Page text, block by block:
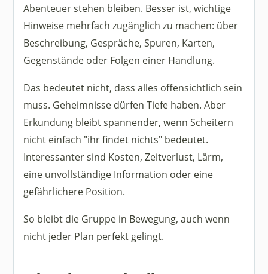
Abenteuer stehen bleiben. Besser ist, wichtige
Hinweise mehrfach zugänglich zu machen: über
Beschreibung, Gespräche, Spuren, Karten,
Gegenstände oder Folgen einer Handlung.
Das bedeutet nicht, dass alles offensichtlich sein
muss. Geheimnisse dürfen Tiefe haben. Aber
Erkundung bleibt spannender, wenn Scheitern
nicht einfach "ihr findet nichts" bedeutet.
Interessanter sind Kosten, Zeitverlust, Lärm,
eine unvollständige Information oder eine
gefährlichere Position.
So bleibt die Gruppe in Bewegung, auch wenn
nicht jeder Plan perfekt gelingt.